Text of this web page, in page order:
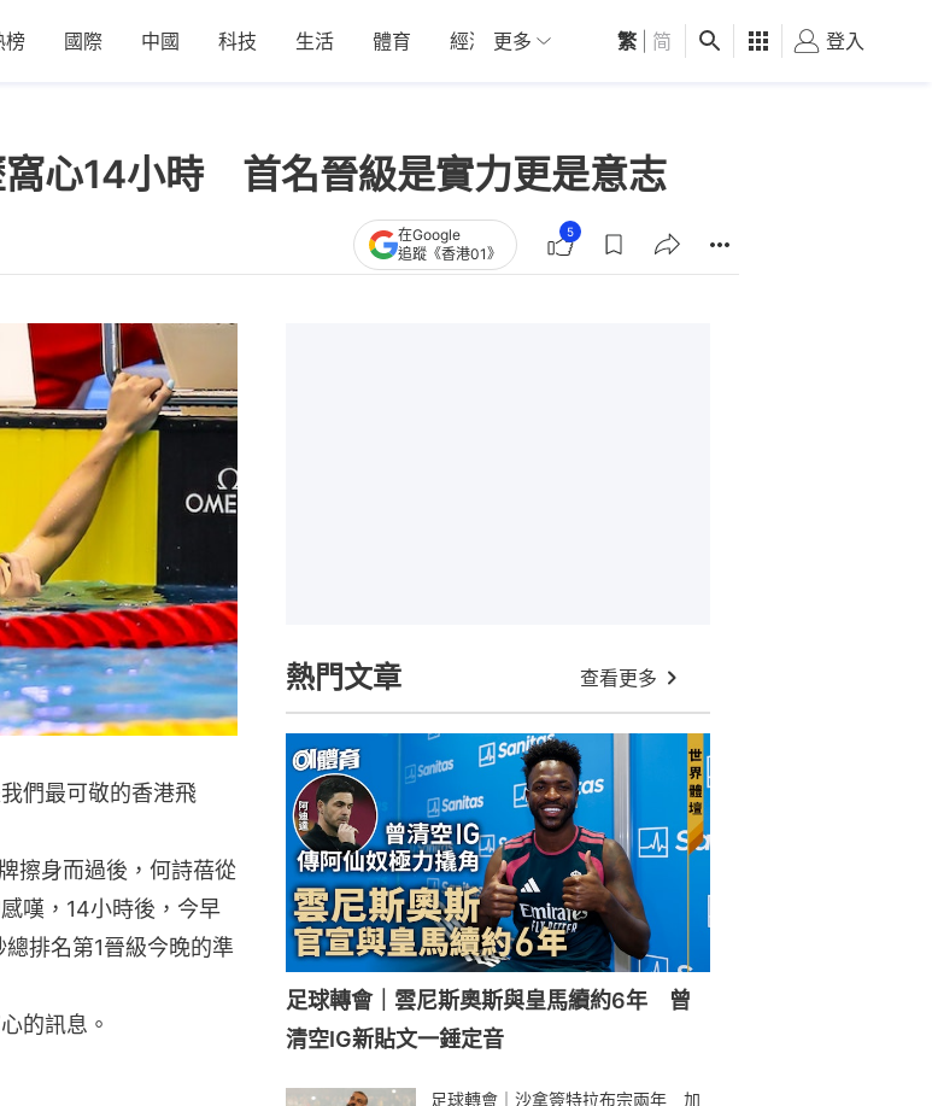
榜 國際 中國 科技 生活 體育 經濟 01深圳 觀點 健康 好食玩飛
更多 繁 简 登入
心14小時 首名晉級是實力更是意志
在Google
追蹤《香港01》
5
們最可敬的香港飛
擦身而過後，何詩蓓從
嘆，14小時後，今早
排名第1晉級今晚的準
的訊息。
熱門文章 查看更多
足球轉會｜雲尼斯奧斯與皇馬續約6年 曾
清空IG新貼文一錘定音
足球轉會｜沙拿簽特拉布宗兩年 加